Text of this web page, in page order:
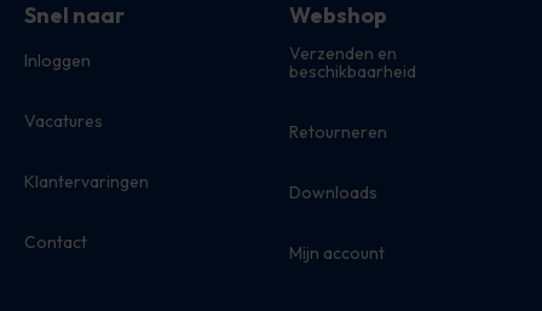
Snel naar
Inloggen
Vacatures
Klantervaringen
Contact
Webshop
Verzenden en
beschikbaarheid
Retourneren
Downloads
Mijn account